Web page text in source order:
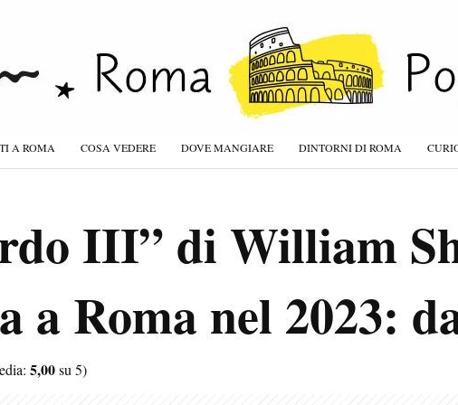
A ROMA COSA VEDERE DOVE MANGIARE DINTORNI DI ROMA
III” di William
a Roma nel 2023:
5,00su 5)